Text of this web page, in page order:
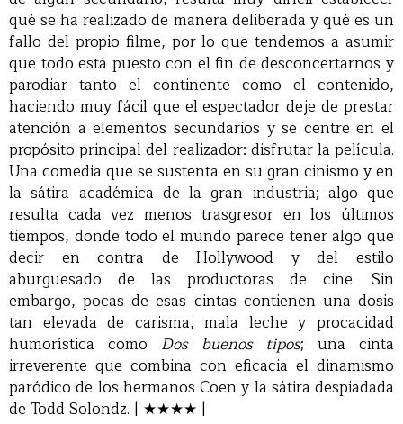
qué se ha realizado de manera deliberada y qué es un
fallo del propio filme, por lo que tendemos a asumir
que todo está puesto con el fin de desconcertarnos y
parodiar tanto el continente como el contenido,
haciendo muy fácil que el espectador deje de prestar
atención a elementos secundarios y se centre en el
propósito principal del realizador: disfrutar la película.
Una comedia que se sustenta en su gran cinismo y en
la sátira académica de la gran industria; algo que
resulta cada vez menos trasgresor en los últimos
tiempos, donde todo el mundo parece tener algo que
decir en contra de Hollywood y del estilo
aburguesado de las productoras de cine. Sin
embargo, pocas de esas cintas contienen una dosis
tan elevada de carisma, mala leche y procacidad
humorística como Dos buenos tipos; una cinta
irreverente que combina con eficacia el dinamismo
paródico de los hermanos Coen y la sátira despiadada
de Todd Solondz. | ★★★★ |